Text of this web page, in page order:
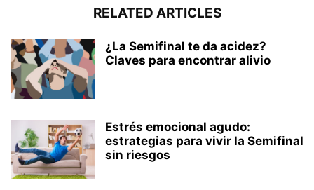
RELATED ARTICLES
¿La Semifinal te da acidez?
Claves para encontrar alivio
Estrés emocional agudo:
estrategias para vivir la Semifinal
sin riesgos